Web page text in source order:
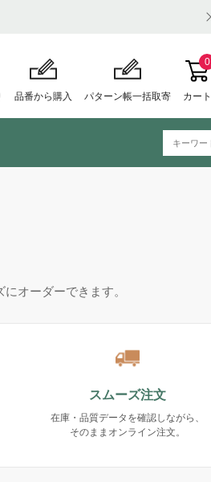
品番から購入 パターン帳一括取寄 カート
0
オーダーできます。
スムーズ注文
在庫・品質データを確認しながら、
そのままオンライン注文。